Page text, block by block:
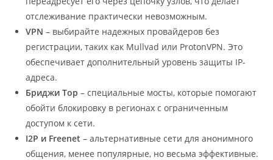
отслеживание практически невозможным.
VPN – выбирайте надежных провайдеров без
регистрации, таких как Mullvad или ProtonVPN. Это
обеспечивает дополнительный уровень защиты IP-
адреса.
Бриджи Тор – специальные мосты, которые помогают
обойти блокировку в регионах с ограниченным
доступом к сети.
I2P и Freenet – альтернативные сети для анонимного
общения, менее популярные, но весьма эффективные.